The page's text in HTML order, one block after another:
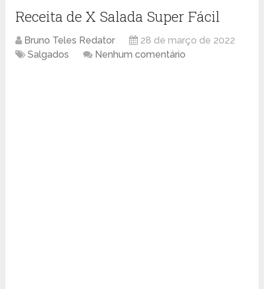
Receita de X Salada Super Fácil
Bruno Teles Redator
28 de março de 2022
Salgados
Nenhum comentário